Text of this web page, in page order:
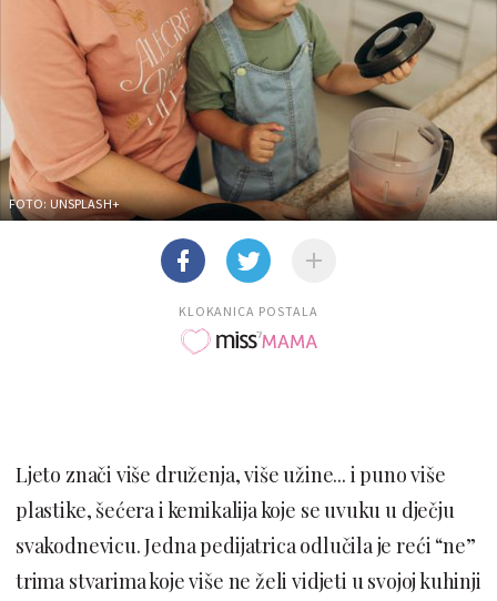
FOTO: UNSPLASH+
KLOKANICA POSTALA
Ljeto znači više druženja, više užine... i puno više
plastike, šećera i kemikalija koje se uvuku u dječju
svakodnevicu. Jedna pedijatrica odlučila je reći “ne”
trima stvarima koje više ne želi vidjeti u svojoj kuhinji